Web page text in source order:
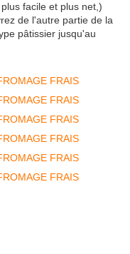
facile et plus net,)
de l'autre partie de la
pâtissier jusqu'au